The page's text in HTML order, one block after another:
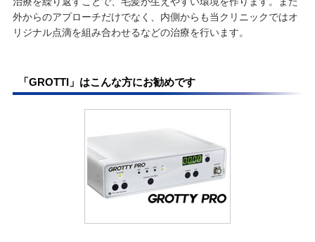
外からのアプローチだけでなく、内側からも当クリニックではオ
リジナル点滴を組み合わせるなどの治療を行います。
「GROTTI」はこんな方にお勧めです